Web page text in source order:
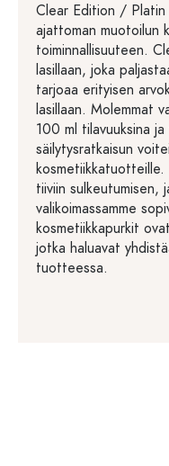
Clear Edition /
ajattoman muotoilun
toiminnallisuuteen.
lasillaan, joka
tarjoaa erityisen
lasillaan. Molemmat
100 ml tilavuuksina
säilytysratkaisun
tiiviin sulkeutumisen,
valikoimassamme
kosmetiikkapurkit
jotka haluavat
tuotteessa.